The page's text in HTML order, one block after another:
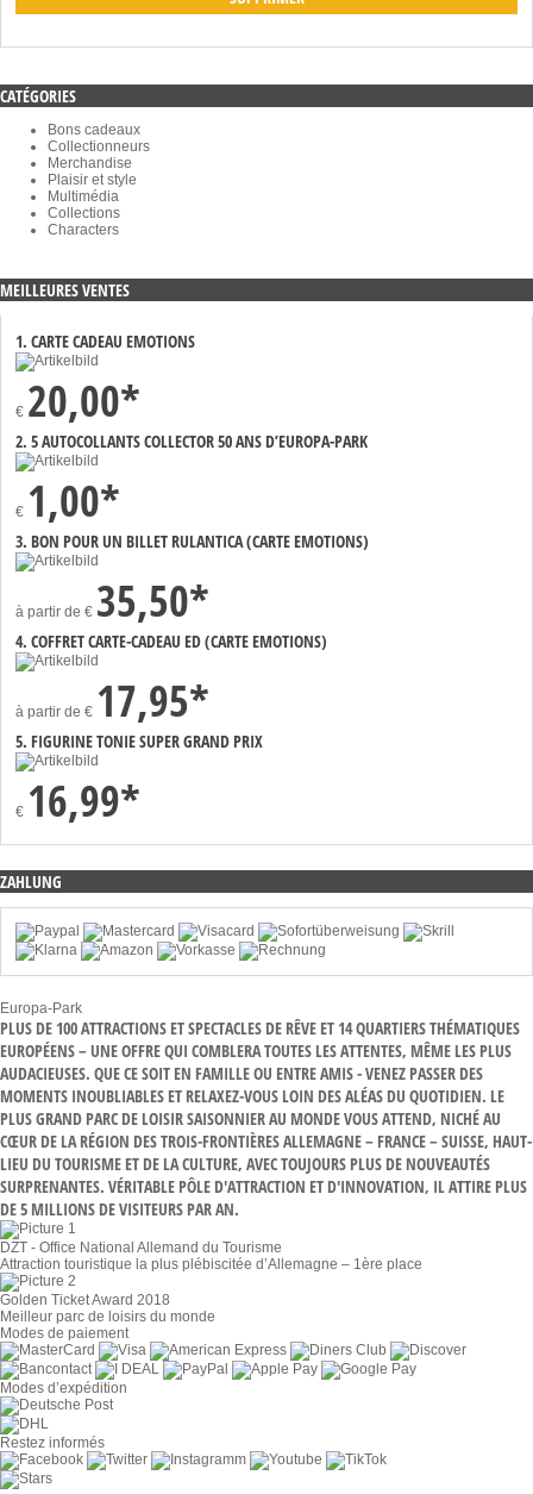
CATÉGORIES
Bons cadeaux
Collectionneurs
Merchandise
Plaisir et style
Multimédia
Collections
Characters
MEILLEURES VENTES
1. CARTE CADEAU EMOTIONS
€ 20,00*
2. 5 AUTOCOLLANTS COLLECTOR 50 ANS D’EUROPA-PARK
€ 1,00*
3. BON POUR UN BILLET RULANTICA (CARTE EMOTIONS)
à partir de € 35,50*
4. COFFRET CARTE-CADEAU ED (CARTE EMOTIONS)
à partir de € 17,95*
5. FIGURINE TONIE SUPER GRAND PRIX
€ 16,99*
ZAHLUNG
Europa-Park
PLUS DE 100 ATTRACTIONS ET SPECTACLES DE RÊVE ET 14 QUARTIERS THÉMATIQUES
EUROPÉENS – UNE OFFRE QUI COMBLERA TOUTES LES ATTENTES, MÊME LES PLUS
AUDACIEUSES. QUE CE SOIT EN FAMILLE OU ENTRE AMIS - VENEZ PASSER DES
MOMENTS INOUBLIABLES ET RELAXEZ-VOUS LOIN DES ALÉAS DU QUOTIDIEN. LE
PLUS GRAND PARC DE LOISIR SAISONNIER AU MONDE VOUS ATTEND, NICHÉ AU
CŒUR DE LA RÉGION DES TROIS-FRONTIÈRES ALLEMAGNE – FRANCE – SUISSE, HAUT-
LIEU DU TOURISME ET DE LA CULTURE, AVEC TOUJOURS PLUS DE NOUVEAUTÉS
SURPRENANTES. VÉRITABLE PÔLE D'ATTRACTION ET D'INNOVATION, IL ATTIRE PLUS
DE 5 MILLIONS DE VISITEURS PAR AN.
DZT - Office National Allemand du Tourisme
Attraction touristique la plus plébiscitée d’Allemagne – 1ère place
Golden Ticket Award 2018
Meilleur parc de loisirs du monde
Modes de paiement
Modes d’expédition
Restez informés